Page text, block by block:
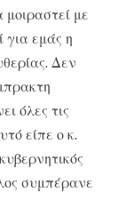
με
για εμάς η
Δεν
όλες τις
είπε ο κ.
συμπέρανε